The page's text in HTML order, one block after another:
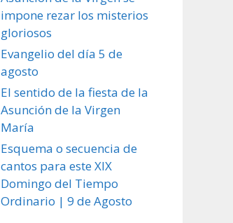
impone rezar los misterios
gloriosos
Evangelio del día 5 de
agosto
El sentido de la fiesta de la
Asunción de la Virgen
María
Esquema o secuencia de
cantos para este XIX
Domingo del Tiempo
Ordinario | 9 de Agosto